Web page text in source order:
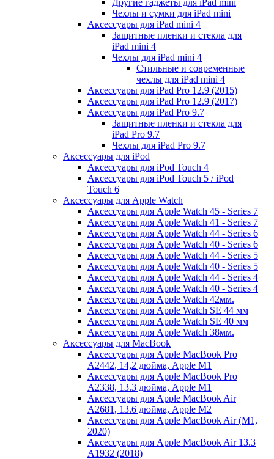
Чехлы и сумки для iPad mini
Аксессуары для iPad mini 4
Защитные пленки и стекла для
iPad mini 4
Чехлы для iPad mini 4
Стильные и современные
чехлы для iPad mini 4
Аксессуары для iPad Pro 12.9 (2015)
Аксессуары для iPad Pro 12.9 (2017)
Аксессуары для iPad Pro 9.7
Защитные пленки и стекла для
iPad Pro 9.7
Чехлы для iPad Pro 9.7
Аксессуары для iPod
Аксессуары для iPod Touch 4
Аксессуары для iPod Touch 5 / iPod
Touch 6
Аксессуары для Apple Watch
Аксессуары для Apple Watch 45 - Series 7
Аксессуары для Apple Watch 41 - Series 7
Аксессуары для Apple Watch 44 - Series 6
Аксессуары для Apple Watch 40 - Series 6
Аксессуары для Apple Watch 44 - Series 5
Аксессуары для Apple Watch 40 - Series 5
Аксессуары для Apple Watch 44 - Series 4
Аксессуары для Apple Watch 40 - Series 4
Аксессуары для Apple Watch 42мм.
Аксессуары для Apple Watch SE 44 мм
Аксессуары для Apple Watch SE 40 мм
Аксессуары для Apple Watch 38мм.
Аксессуары для MacBook
Аксессуары для Apple MacBook Pro
A2442, 14,2 дюйма, Apple M1
Аксессуары для Apple MacBook Pro
A2338, 13.3 дюйма, Apple M1
Аксессуары для Apple MacBook Air
A2681, 13.6 дюйма, Apple M2
Аксессуары для Apple MacBook Air (M1,
2020)
Аксессуары для Apple MacBook Air 13.3
A1932 (2018)